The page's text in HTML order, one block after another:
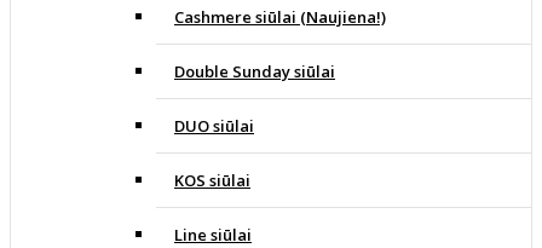
Cashmere siūlai (Naujiena!)
Double Sunday siūlai
DUO siūlai
KOS siūlai
Line siūlai